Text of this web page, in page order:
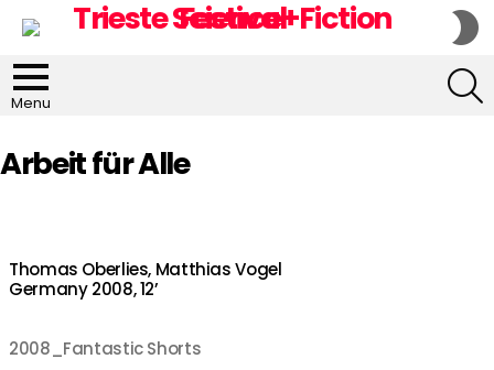
Menu
Arbeit für Alle
Thomas Oberlies, Matthias Vogel
Germany 2008, 12’
2008_Fantastic Shorts